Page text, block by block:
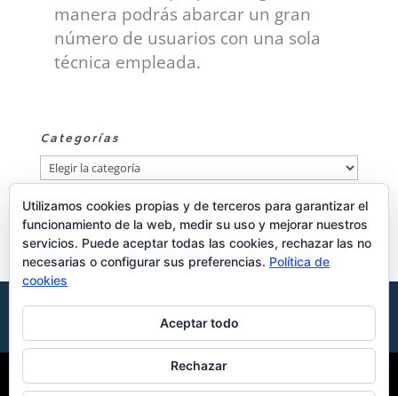
manera podrás abarcar un gran
número de usuarios con una sola
técnica empleada.
Categorías
Categorías
Publicidad
Aviso de cookies
Política de privacidad
Aviso legal
Utilizamos cookies propias y de terceros para garantizar el
funcionamiento de la web, medir su uso y mejorar nuestros
servicios. Puede aceptar todas las cookies, rechazar las no
necesarias o configurar sus preferencias. Política de
cookies
Aceptar todo
Rechazar